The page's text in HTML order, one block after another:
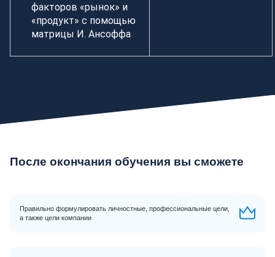
факторов «рынок» и
«продукт» с помощью
матрицы И. Ансоффа
После окончания обучения вы сможете
Правильно формулировать личностные, профессиональные цели,
а также цели компании